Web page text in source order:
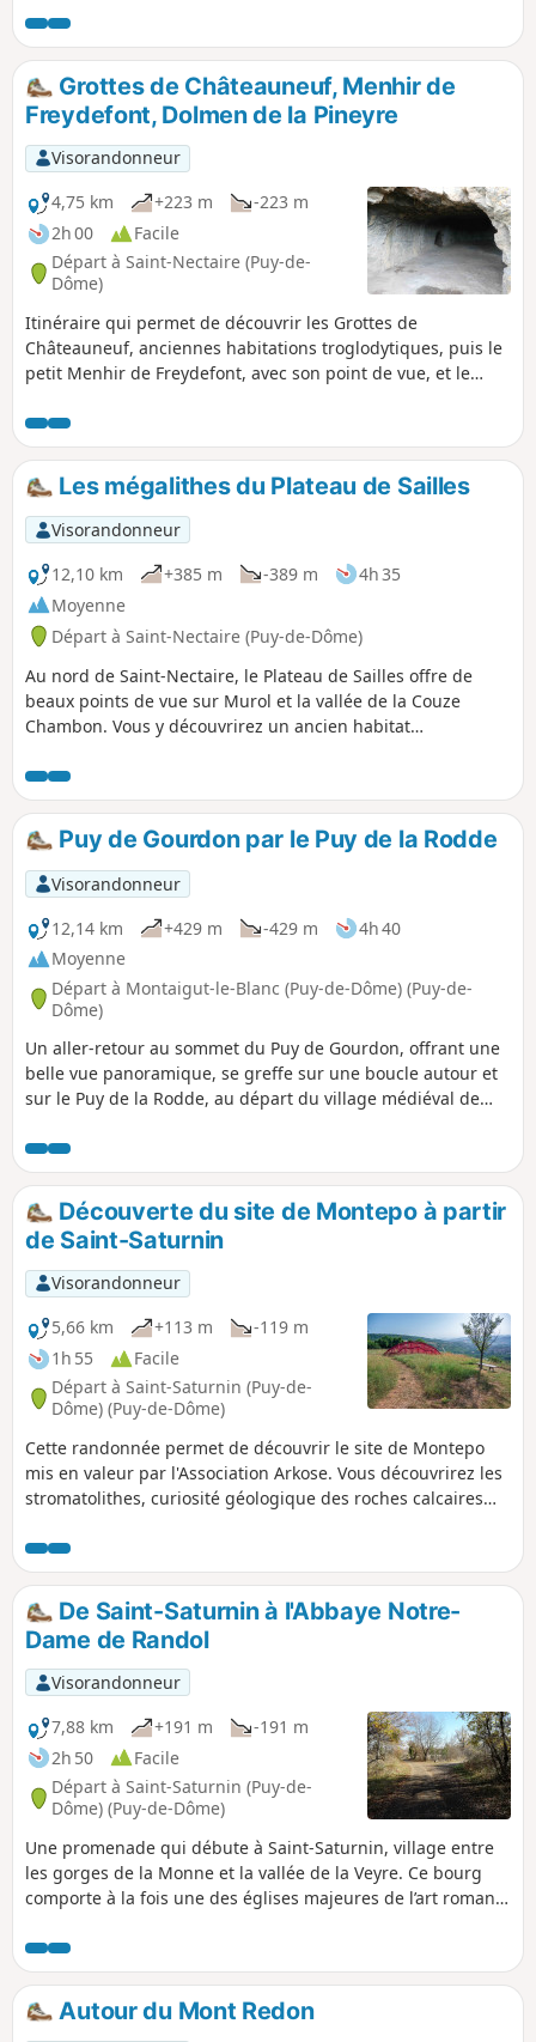
l'Allée Couverte de la Grotte, et l'incontournable Église
Notre-Dame de Saint-Saturnin, l'une des plus belles églises
romanes d'Auvergne.
Grottes de Châteauneuf, Menhir de
Freydefont, Dolmen de la Pineyre
Visorandonneur
4,75 km
+223 m
-223 m
2h 00
Facile
Départ à Saint-Nectaire (Puy-de-
Dôme)
Itinéraire qui permet de découvrir les Grottes de
Châteauneuf, anciennes habitations troglodytiques, puis le
petit Menhir de Freydefont, avec son point de vue, et le
un sentier, sauvage et escarpé, en sous-bois.
Les mégalithes du Plateau de Sailles
Visorandonneur
12,10 km
+385 m -389 m
4h 35
Moyenne
Départ à Saint-Nectaire (Puy-de-Dôme)
Au nord de Saint-Nectaire, le Plateau de Sailles offre de
beaux points de vue sur Murol et la vallée de la Couze
Chambon. Vous y découvrirez un ancien habitat
parsèment les alentours du village, connu pour sa très belle
église romane et pour son fromage.
Puy de Gourdon par le Puy de la Rodde
Visorandonneur
12,14 km
+429 m -429 m
4h 40
Moyenne
Départ à Montaigut-le-Blanc (Puy-de-Dôme) (Puy-de-
Dôme)
Un aller-retour au sommet du Puy de Gourdon, offrant une
belle vue panoramique, se greffe sur une boucle autour et
sur le Puy de la Rodde, au départ du village médiéval de
Découverte du site de Montepo à partir
de Saint-Saturnin
Visorandonneur
5,66 km
+113 m
-119 m
1h 55
Facile
Départ à Saint-Saturnin (Puy-de-
Dôme) (Puy-de-Dôme)
Cette randonnée permet de découvrir le site de Montepo
mis en valeur par l'Association Arkose. Vous découvrirez les
stromatolithes, curiosité géologique des roches calcaires
yeux met en évidence de la Faille de Limagne avec le
volcanisme associé (présence sur place de tableaux
explicatifs). En mai -juin de nombreuses espèces
d'orchidées fleurissent sur ces pelouses sèches. Enfin le
sentier en balcon sur les corniches des anciennes terrasses
cultivées au siècle dernier offre de belles vues sur le village
médiéval de Saint-Saturnin et son château.
De Saint-Saturnin à l'Abbaye Notre-
Dame de Randol
Visorandonneur
7,88 km
+191 m
-191 m
2h 50
Facile
Départ à Saint-Saturnin (Puy-de-
Dôme) (Puy-de-Dôme)
Une promenade qui débute à Saint-Saturnin, village entre
les gorges de la Monne et la vallée de la Veyre. Ce bourg
comporte à la fois une des églises majeures de l’art roman
poursuit vers l'Abbaye Notre-Dame de Randol et traverse
des paysages verts et vallonnés.
Autour du Mont Redon